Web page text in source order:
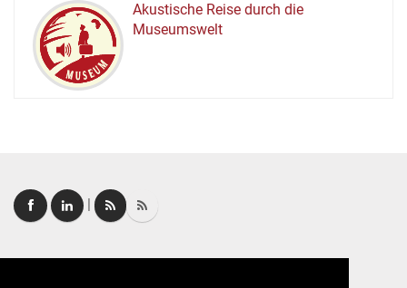
MUSEUM
Akustische Reise durch die
Museumswelt